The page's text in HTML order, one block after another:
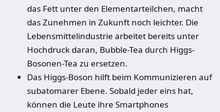
das Fett unter den Elementarteilchen, macht
das Zunehmen in Zukunft noch leichter. Die
Lebensmittelindustrie arbeitet bereits unter
Hochdruck daran, Bubble-Tea durch Higgs-
Bosonen-Tea zu ersetzen.
Das Higgs-Boson hilft beim Kommunizieren auf
subatomarer Ebene. Sobald jeder eins hat,
können die Leute ihre Smartphones